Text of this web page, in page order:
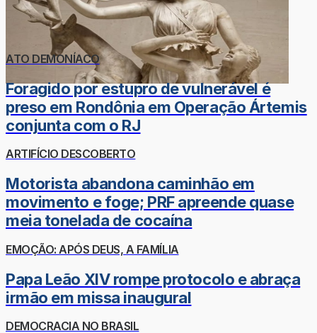
ATO DEMONÍACO
Foragido por estupro de vulnerável é
preso em Rondônia em Operação Ártemis
conjunta com o RJ
ARTIFÍCIO DESCOBERTO
Motorista abandona caminhão em
movimento e foge; PRF apreende quase
meia tonelada de cocaína
EMOÇÃO: APÓS DEUS, A FAMÍLIA
Papa Leão XIV rompe protocolo e abraça
irmão em missa inaugural
DEMOCRACIA NO BRASIL